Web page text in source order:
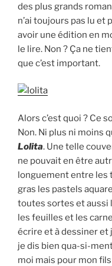
des plus grands
n’ai toujours pas lu et
avoir une édition en
le lire. Non ? Ça ne
que c’est important.
Alors c’est quoi ? Ce
Non. Ni plus ni moins
Lolita. Une telle
ne pouvait en être
longuement entre les
gras les pastels
toutes sortes et aussi
les feuilles et les
écrire et à dessiner et
je dis bien qua-si-
moi mais pour mon